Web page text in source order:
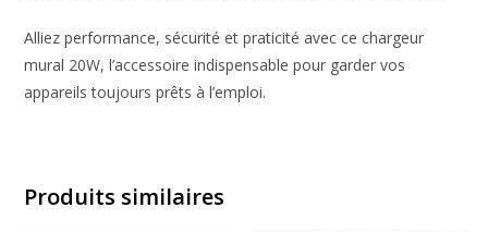
Alliez performance, sécurité et praticité avec ce chargeur
mural 20W, l’accessoire indispensable pour garder vos
appareils toujours prêts à l’emploi.
Produits similaires